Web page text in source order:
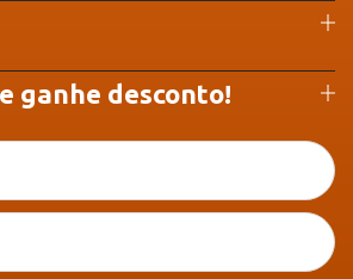
ganhe desconto!